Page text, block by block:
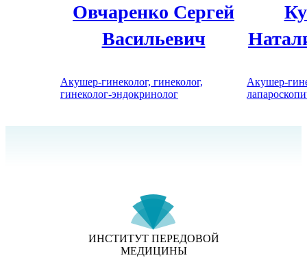
Овчаренко Сергей
Васильевич
Акушер-гинеколог, гинеколог,
гинеколог-эндокринолог
Акушер-
ИНСТИТУТ ПЕРЕДОВОЙ
МЕДИЦИНЫ